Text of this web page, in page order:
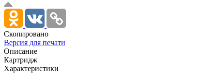
Скопировано
Версия для печати
Описание
Картридж
Характеристики